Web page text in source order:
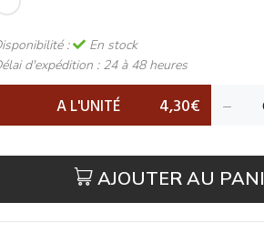
:
En stock
d'expédition : 24 à 48 heures
A L'UNITÉ 4,30€
AJOUTER AU